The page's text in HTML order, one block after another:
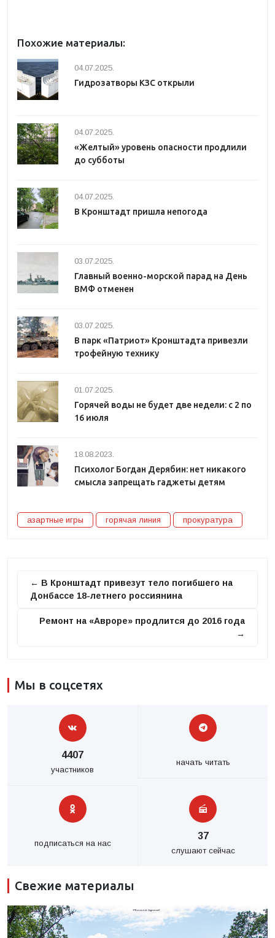
Похожие материалы:
04.07.2025.
Гидрозатворы КЗС открыли
04.07.2025.
«Желтый» уровень опасности продлили
до субботы
04.07.2025.
В Кронштадт пришла непогода
03.07.2025.
Главный военно-морской парад на День
ВМФ отменен
03.07.2025.
В парк «Патриот» Кронштадта привезли
трофейную технику
01.07.2025.
Горячей воды не будет две недели: с 2 по
16 июля
18.08.2023.
Психолог Богдан Дерябин: нет никакого
смысла запрещать гаджеты детям
азартные игры горячая линия прокуратура
← В Кронштадт привезут тело погибшего на
Донбассе 18-летнего россиянина
Ремонт на «Авроре» продлится до 2016 года
→
Мы в соцсетях
4407
участников
начать читать
подписаться на нас
37
слушают сейчас
Свежие материалы